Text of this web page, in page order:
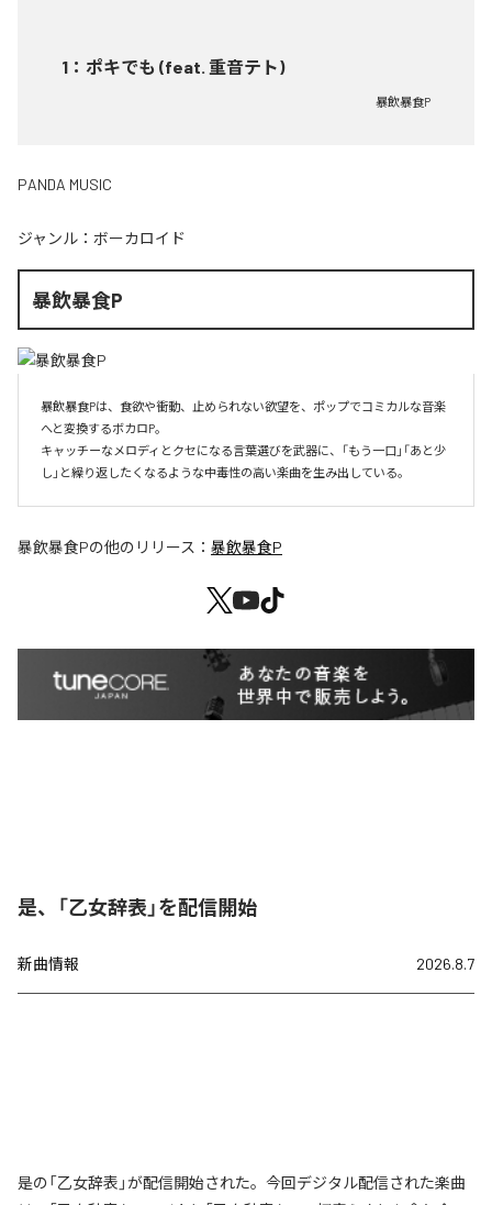
1 ： ポキでも (feat. 重音テト)
暴飲暴食P
PANDA MUSIC
ジャンル： ボーカロイド
暴飲暴食P
暴飲暴食Pは、食欲や衝動、止められない欲望を、ポップでコミカルな音楽
へと変換するボカロP。
キャッチーなメロディとクセになる言葉選びを武器に、「もう一口」「あと少
し」と繰り返したくなるような中毒性の高い楽曲を生み出している。
暴飲暴食Pの他のリリース： 暴飲暴食P
是、「乙女辞表」を配信開始
新曲情報 2026.8.7
是の「乙女辞表」が配信開始された。今回デジタル配信された楽曲